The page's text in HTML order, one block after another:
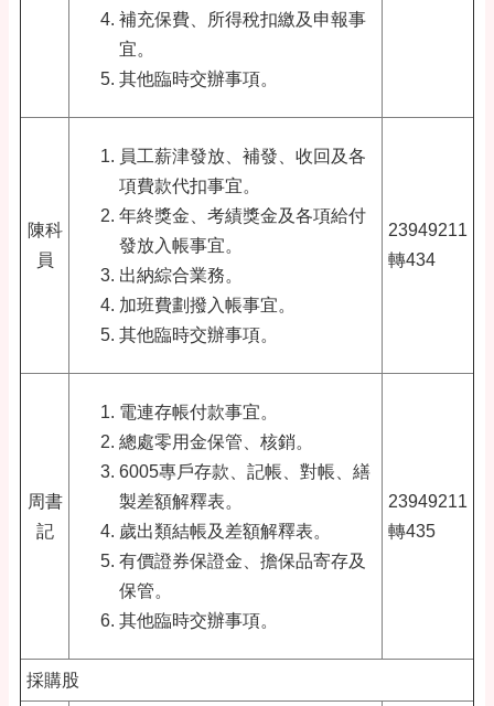
補充保費、所得稅扣繳及申報事
宜。
其他臨時交辦事項。
陳科
員
員工薪津發放、補發、收回及各
項費款代扣事宜。
年終獎金、考績獎金及各項給付
發放入帳事宜。
出納綜合業務。
加班費劃撥入帳事宜。
其他臨時交辦事項。
23949211
轉434
周書
記
電連存帳付款事宜。
總處零用金保管、核銷。
6005專戶存款、記帳、對帳、繕
製差額解釋表。
歲出類結帳及差額解釋表。
有價證券保證金、擔保品寄存及
保管。
其他臨時交辦事項。
23949211
轉435
採購股